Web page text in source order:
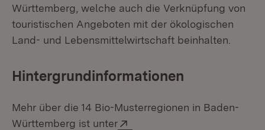
Württemberg, welche auch die Verknüpfung von
touristischen Angeboten mit der ökologischen
Land- und Lebensmittelwirtschaft beinhalten.
Hintergrundinformationen
Mehr über die 14 Bio-Musterregionen in Baden-
Württemberg ist unter